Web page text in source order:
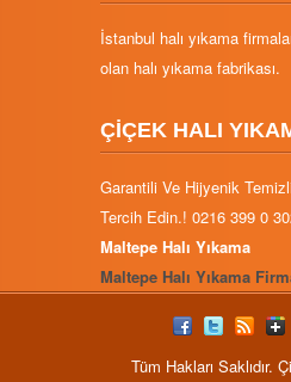
İstanbul halı yıkama
olan halı yıkama fabrikası.
ÇİÇEK HALI
Garantili Ve Hijyenik
Tercih Edin.! 0216 399 0
Maltepe Halı Yıkama
Maltepe Halı Yıkama
Tüm Hakları Saklıdır.